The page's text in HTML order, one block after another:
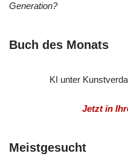
Generation?
Buch des Monats
KI unter
Jetzt in
Meistgesucht